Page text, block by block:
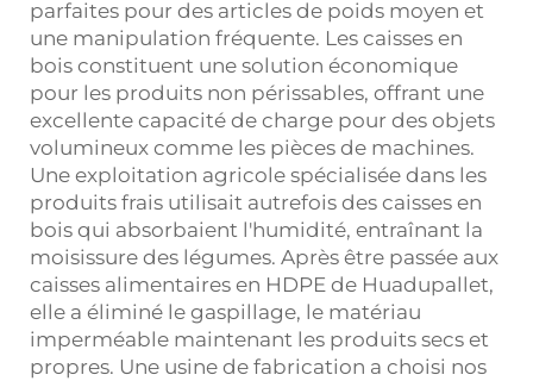
parfaites pour des articles de poids moyen et
une manipulation fréquente. Les caisses en
bois constituent une solution économique
pour les produits non périssables, offrant une
excellente capacité de charge pour des objets
volumineux comme les pièces de machines.
Une exploitation agricole spécialisée dans les
produits frais utilisait autrefois des caisses en
bois qui absorbaient l'humidité, entraînant la
moisissure des légumes. Après être passée aux
caisses alimentaires en HDPE de Huadupallet,
elle a éliminé le gaspillage, le matériau
imperméable maintenant les produits secs et
propres. Une usine de fabrication a choisi nos